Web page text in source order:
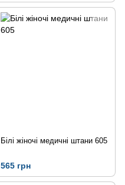
Білі жіночі медичні штани 605
565 грн